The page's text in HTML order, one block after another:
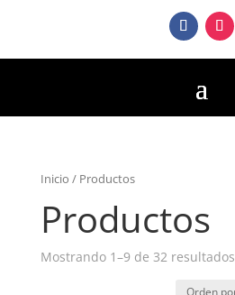
Inicio / Productos
Productos
Mostrando 1–9 de 32 resultados